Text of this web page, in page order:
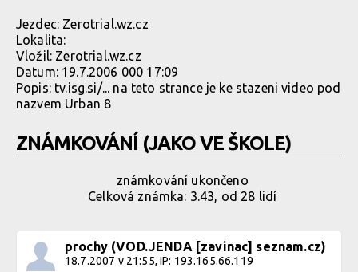
Jezdec: Zerotrial.wz.cz
Lokalita:
Vložil: Zerotrial.wz.cz
Datum: 19.7.2006 000 17:09
Popis: tv.isg.si/... na teto strance je ke stazeni video pod
nazvem Urban 8
ZNÁMKOVÁNÍ (JAKO VE ŠKOLE)
známkování ukončeno
Celková známka: 3.43, od 28 lidí
prochy (VOD.JENDA [zavinac] seznam.cz)
18.7.2007 v 21:55, IP: 193.165.66.119